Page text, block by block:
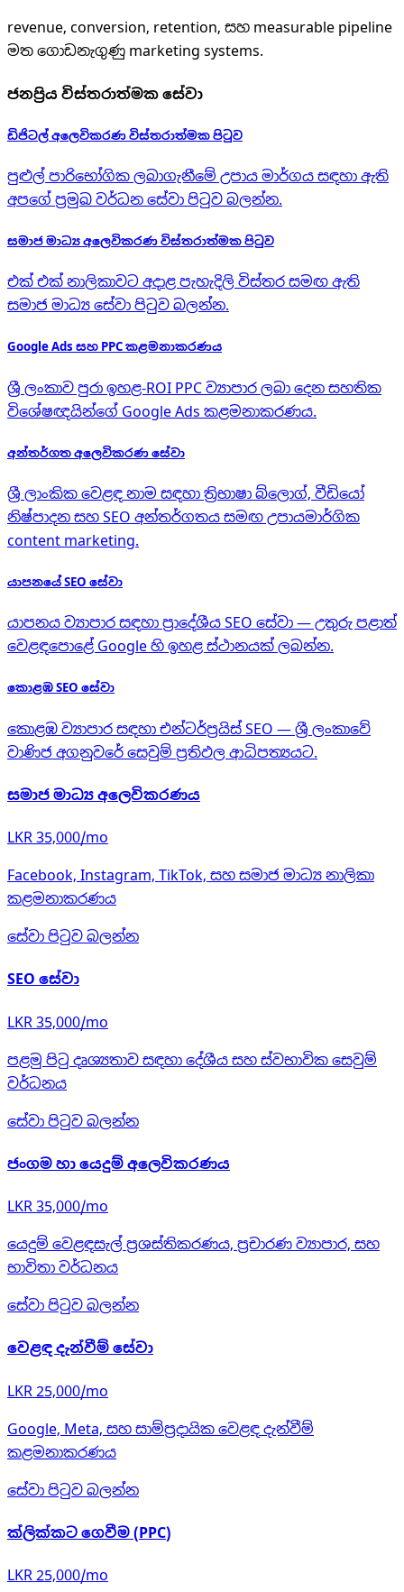
revenue, conversion, retention, සහ measurable pipeline
මත ගොඩනැගුණු marketing systems.
ජනප්‍රිය විස්තරාත්මක සේවා
ඩිජිටල් අලෙවිකරණ විස්තරාත්මක පිටුව
පුළුල් පාරිභෝගික ලබාගැනීමේ උපාය මාර්ගය සඳහා ඇති
අපගේ ප්‍රමුඛ වර්ධන සේවා පිටුව බලන්න.
සමාජ මාධ්‍ය අලෙවිකරණ විස්තරාත්මක පිටුව
එක් එක් නාලිකාවට අදාළ පැහැදිලි විස්තර සමඟ ඇති
සමාජ මාධ්‍ය සේවා පිටුව බලන්න.
Google Ads සහ PPC කළමනාකරණය
ශ්‍රී ලංකාව පුරා ඉහළ-ROI PPC ව්‍යාපාර ලබා දෙන සහතික
විශේෂඥයින්ගේ Google Ads කළමනාකරණය.
අන්තර්ගත අලෙවිකරණ සේවා
ශ්‍රී ලාංකික වෙළඳ නාම සඳහා ත්‍රිභාෂා බ්ලොග්, වීඩියෝ
නිෂ්පාදන සහ SEO අන්තර්ගතය සමඟ උපායමාර්ගික
content marketing.
යාපනයේ SEO සේවා
යාපනය ව්‍යාපාර සඳහා ප්‍රාදේශීය SEO සේවා — උතුරු පළාත්
වෙළඳපොළේ Google හි ඉහළ ස්ථානයක් ලබන්න.
කොළඹ SEO සේවා
කොළඹ ව්‍යාපාර සඳහා එන්ටර්ප්‍රයිස් SEO — ශ්‍රී ලංකාවේ
වාණිජ අගනුවරේ සෙවුම් ප්‍රතිඵල ආධිපත්‍යයට.
සමාජ මාධ්‍ය අලෙවිකරණය
LKR 35,000/mo
Facebook, Instagram, TikTok, සහ සමාජ මාධ්‍ය නාලිකා
කළමනාකරණය
සේවා පිටුව බලන්න
SEO සේවා
LKR 35,000/mo
පළමු පිටු දෘශ්‍යතාව සඳහා දේශීය සහ ස්වභාවික සෙවුම්
වර්ධනය
සේවා පිටුව බලන්න
ජංගම හා යෙදුම් අලෙවිකරණය
LKR 35,000/mo
යෙදුම් වෙළඳසැල් ප්‍රශස්තිකරණය, ප්‍රචාරණ ව්‍යාපාර, සහ
භාවිතා වර්ධනය
සේවා පිටුව බලන්න
වෙළඳ දැන්වීම් සේවා
LKR 25,000/mo
Google, Meta, සහ සාම්ප්‍රදායික වෙළඳ දැන්වීම්
කළමනාකරණය
සේවා පිටුව බලන්න
ක්ලික්කට ගෙවීම (PPC)
LKR 25,000/mo